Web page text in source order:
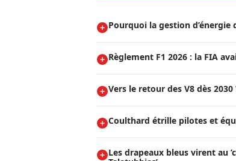
Pourquoi la gestion d’énergie
Règlement F1 2026 : la FIA
Vers le retour des V8 dès
Coulthard étrille pilotes et
Les drapeaux bleus virent au